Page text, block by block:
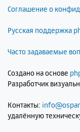
Соглашение о
Русская поддержка
Часто задаваемые
Создано на основе
Разработчик
Контакты:
удалённую